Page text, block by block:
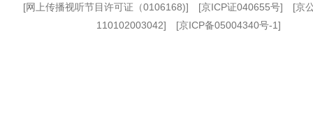
[网上传播视听节目许可证（0106168)] [京ICP证040655号] [京
110102003042] [京ICP备05004340号-1]